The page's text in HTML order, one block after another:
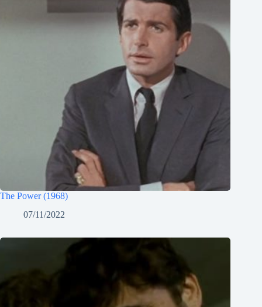
The Power (1968)
07/11/2022